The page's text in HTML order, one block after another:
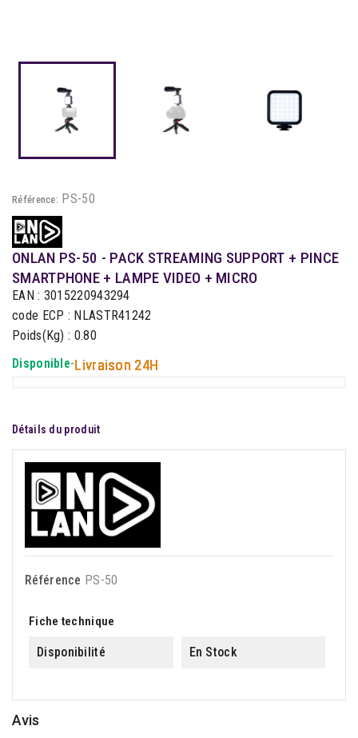
Référence: PS-50
ONLAN PS-50 - PACK STREAMING SUPPORT + PINCE
SMARTPHONE + LAMPE VIDEO + MICRO
EAN : 3015220943294
code ECP : NLASTR41242
Poids(Kg) : 0.80
Disponible-Livraison 24H
Détails du produit
Référence PS-50
Fiche technique
Disponibilité En Stock
Avis